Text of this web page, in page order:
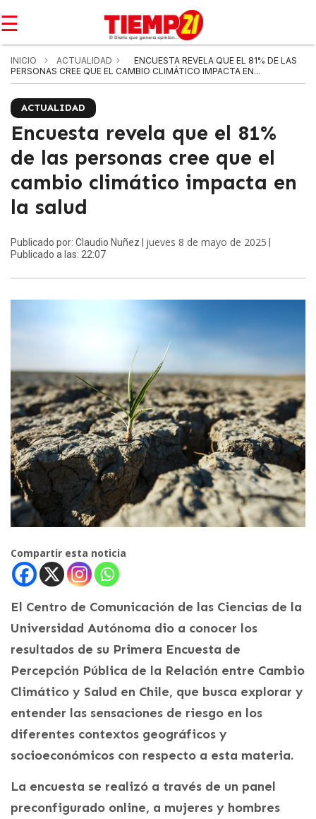
☰
INICIO ACTUALIDAD
ENCUESTA REVELA QUE EL 81% DE LAS
PERSONAS CREE QUE EL CAMBIO CLIMÁTICO IMPACTA EN...
ACTUALIDAD
Encuesta revela que el 81%
de las personas cree que el
cambio climático impacta en
la salud
Publicado por: Claudio Nuñez | jueves 8 de mayo de 2025
Publicado a las: 22:07
Compartir esta noticia
El Centro de Comunicación de las Ciencias de la
Universidad Autónoma dio a conocer los
resultados de su Primera Encuesta de
Percepción Pública de la Relación entre Cambio
Climático y Salud en Chile, que busca explorar y
entender las sensaciones de riesgo en los
diferentes contextos geográficos y
socioeconómicos con respecto a esta materia.
La encuesta se realizó a través de un panel
preconfigurado online, a mujeres y hombres